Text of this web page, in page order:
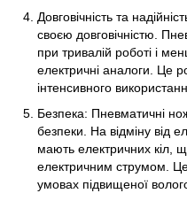
Довговічність та
своєю довговічністю.
при тривалій роботі і
електричні аналоги. Це
інтенсивного
Безпека: Пневматичні
безпеки. На відміну від
мають електричних кіл,
електричним струмом.
умовах підвищеної